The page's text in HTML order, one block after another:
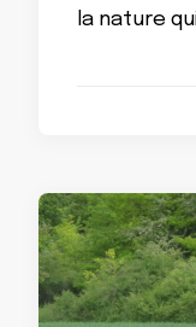
la nature